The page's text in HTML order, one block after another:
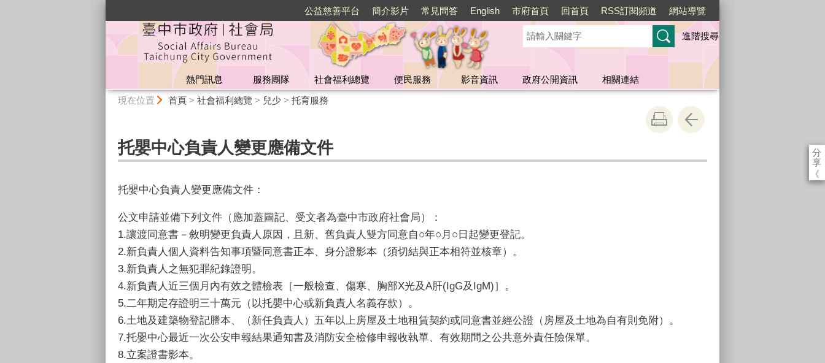
公益慈善平台 簡介影片 常見問答 English 市府首頁 回首頁 RSS訂閱頻道 網站導覽
進階搜尋
熱門訊息 服務團隊 社會福利總覽 便民服務 影音資訊 政府公開資訊
相關連結
現在位置 首頁> 社會福利總覽 > 兒少> 托育服務
分
享
《
托嬰中心負責人變更應備文件
托嬰中心負責人變更應備文件：
公文申請並備下列文件（應加蓋圖記、受文者為臺中市政府社會局）：
1.讓渡同意書－敘明變更負責人原因，且新、舊負責人雙方同意自○年○月○日起變更登記。
2.新負責人個人資料告知事項暨同意書正本、身分證影本（須切結與正本相符並核章）。
3.新負責人之無犯罪紀錄證明。
4.新負責人近三個月內有效之體檢表［一般檢查、傷寒、胸部X光及A肝(IgG及IgM)］。
5.二年期定存證明三十萬元（以托嬰中心或新負責人名義存款）。
6.土地及建築物登記謄本、（新任負責人）五年以上房屋及土地租賃契約或同意書並經公證（房屋及土地為自有則免附）。
7.托嬰中心最近一次公安申報結果通知書及消防安全檢修申報收執單、有效期間之公共意外責任險保單。
8.立案證書影本。